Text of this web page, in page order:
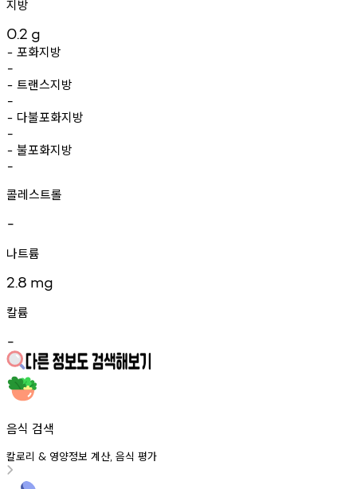
지방
0.2 g
- 포화지방
-
- 트랜스지방
-
- 다불포화지방
-
- 불포화지방
-
콜레스트롤
-
나트륨
2.8 mg
칼륨
-
음식 검색
칼로리 & 영양정보 계산, 음식 평가